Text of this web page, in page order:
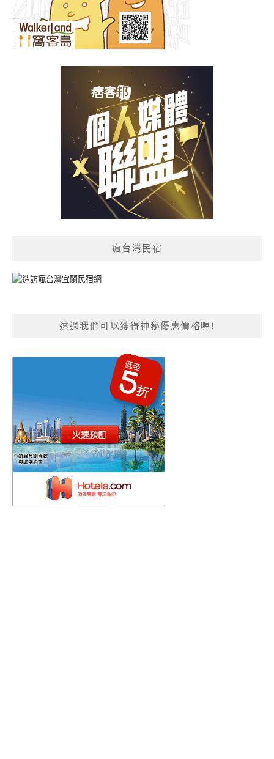
瘋台灣民宿
透過我們可以獲得神秘優惠價格喔!